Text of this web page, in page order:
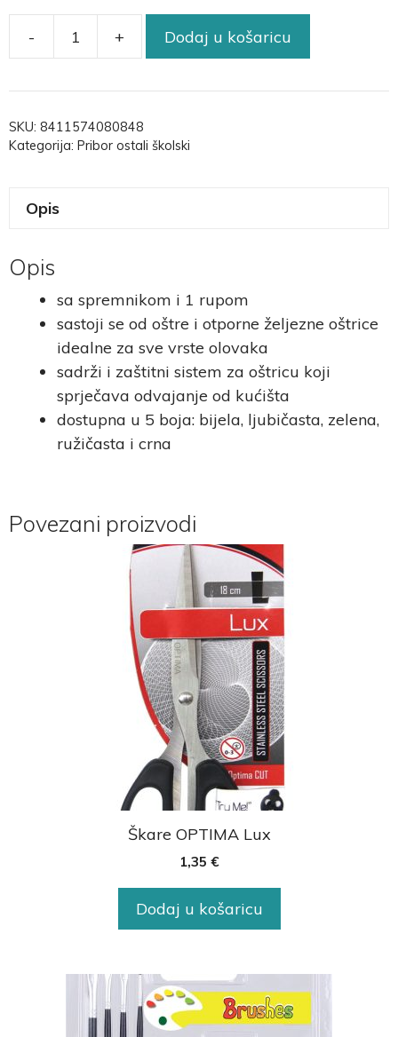
- + Dodaj u košaricu
SKU: 8411574080848
Kategorija: Pribor ostali školski
Opis
Opis
sa spremnikom i 1 rupom
sastoji se od oštre i otporne željezne oštrice
idealne za sve vrste olovaka
sadrži i zaštitni sistem za oštricu koji
sprječava odvajanje od kućišta
dostupna u 5 boja: bijela, ljubičasta, zelena,
ružičasta i crna
Povezani proizvodi
Škare OPTIMA Lux
1,35 €
Dodaj u košaricu